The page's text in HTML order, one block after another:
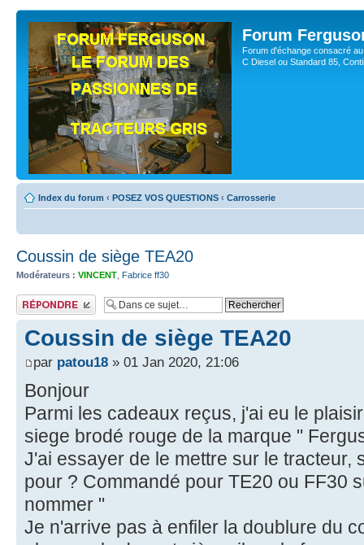
Forum
Forum d'échange consacré
C Diesel ou Standard 85,
Index du forum ‹ POSEZ VOS QUESTIONS ‹ Carrosserie
Coussin de siège TEA20
Modérateurs : VINCENT Fabrice ff30
Publier une réponse
Coussin de siège TEA20
par patou18 » 01 Jan 2020, 21:06
Bonjour
Parmi les cadeaux reçus, j'ai eu le
siege brodé rouge de la marque "
J'ai essayer de le mettre sur le tracteur,
pour ? Commandé pour TE20 ou FF30
nommer "
Je n'arrive pas à enfiler la doublure du